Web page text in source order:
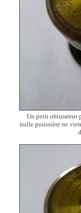
Un petit obturateur
nulle poussière ne